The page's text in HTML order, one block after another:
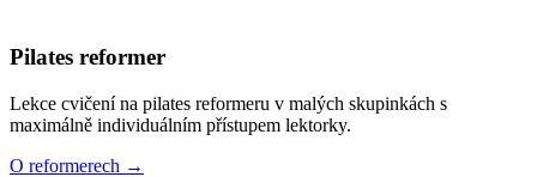
Pilates reformer
Lekce cvičení na pilates reformeru v malých skupinkách s
maximálně individuálním přístupem lektorky.
O reformerech →